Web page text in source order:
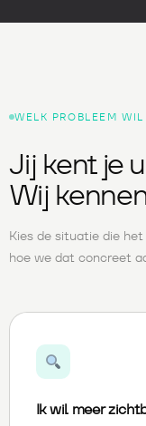
WELK PROBLEEM
Jij kent je
Wij
Kies de situatie die
hoe we dat concreet
Ik wil meer